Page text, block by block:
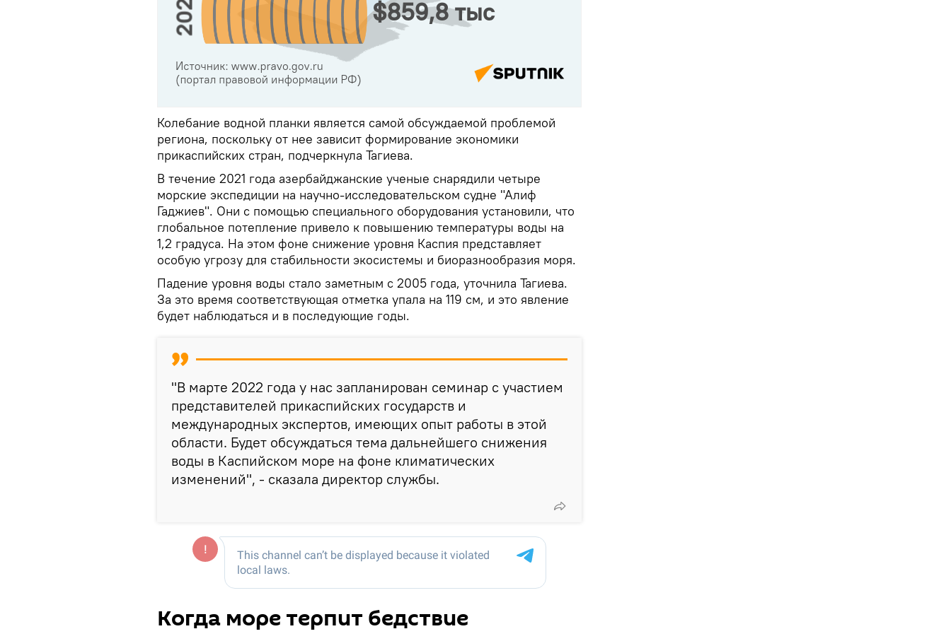
Колебание водной планки является самой обсуждаемой проблемой
региона, поскольку от нее зависит формирование экономики
прикаспийских стран, подчеркнула Тагиева.
В течение 2021 года азербайджанские ученые снарядили четыре
морские экспедиции на научно-исследовательском судне "Алиф
Гаджиев". Они с помощью специального оборудования установили, что
глобальное потепление привело к повышению температуры воды на
1,2 градуса. На этом фоне снижение уровня Каспия представляет
особую угрозу для стабильности экосистемы и биоразнообразия моря.
Падение уровня воды стало заметным с 2005 года, уточнила Тагиева.
За это время соответствующая отметка упала на 119 см, и это явление
будет наблюдаться и в последующие годы.
"В марте 2022 года у нас запланирован семинар с участием
представителей прикаспийских государств и
международных экспертов, имеющих опыт работы в этой
области. Будет обсуждаться тема дальнейшего снижения
воды в Каспийском море на фоне климатических
изменений", - сказала директор службы.
Когда море терпит бедствие